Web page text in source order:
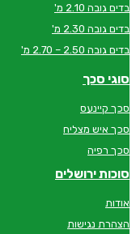
בדים גובה 2.10 מ'
בדים גובה 2.30 מ'
בדים גובה 2.50 – 2.70 מ'
סוגי סכך
סכך קיינעס
סכך איש מצליח
סכך רפיה
סוכות ירושלים
אודות
הצהרת נגישות